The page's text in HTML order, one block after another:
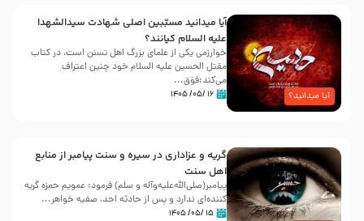
آیا میدانید؟
آیا میدانید مسبّبین اصلی شهادت سیدالشهدا
علیه ‌السلام کیانند؟
خوارزمی یکی از علمای بزرگ اهل تسنن است، در کتاب
مقتل الحسین علیه ‌السلام خود چنین اعتراف
می‌کند:فوَق...
۱۶ /۰۵/ ۱۴۰۵
گریه و عزاداری در سیره و سنت پیامبر از منابع
اهل سنت
پیامبر(صلی‌الله‌علیه‌وآله و سلم) فرمود: عمویم حمزه گریه
کننده‌ای ندارد و پس از حادثه احد، صفیه خواهر...
۱۵ /۰۵/ ۱۴۰۵